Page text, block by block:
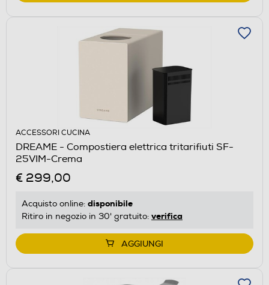
ACCESSORI CUCINA
DREAME - Compostiera elettrica tritarifiuti SF-
25VIM-Crema
€ 299,00
Acquisto online: disponibile
Ritiro in negozio in 30' gratuito: verifica
AGGIUNGI